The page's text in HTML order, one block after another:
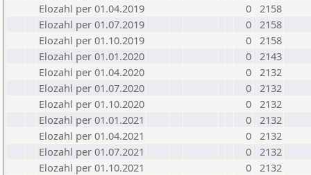
Elozahl per 01.04.2019
0 2158
Elozahl per 01.07.2019
0 2158
Elozahl per 01.10.2019
0 2158
Elozahl per 01.01.2020
0 2143
Elozahl per 01.04.2020
0 2132
Elozahl per 01.07.2020
0 2132
Elozahl per 01.10.2020
0 2132
Elozahl per 01.01.2021
0 2132
Elozahl per 01.04.2021
0 2132
Elozahl per 01.07.2021
0 2132
Elozahl per 01.10.2021
0 2132